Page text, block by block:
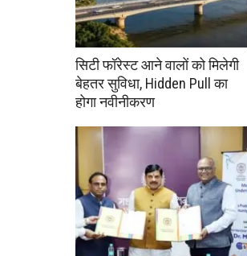
सिटी फॉरेस्ट आने वालों को मिलेगी
बेहतर सुविधा, Hidden Pull का
होगा नवीनीकरण